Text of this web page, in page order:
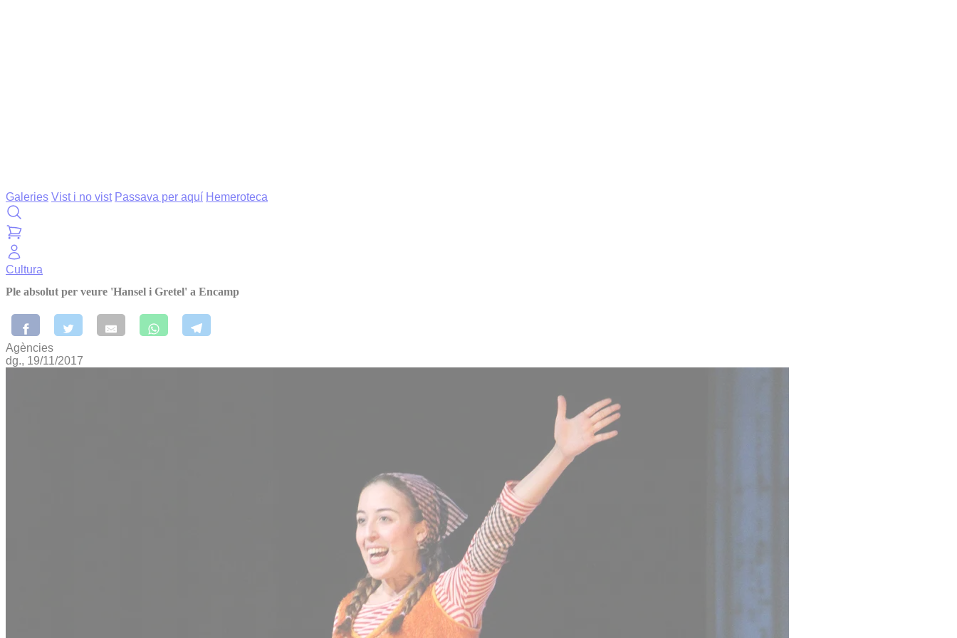
Galeries Vist i no vist Passava per aquí Hemeroteca
Cultura
Ple absolut per veure 'Hansel i Gretel' a Encamp
Agències
dg., 19/11/2017